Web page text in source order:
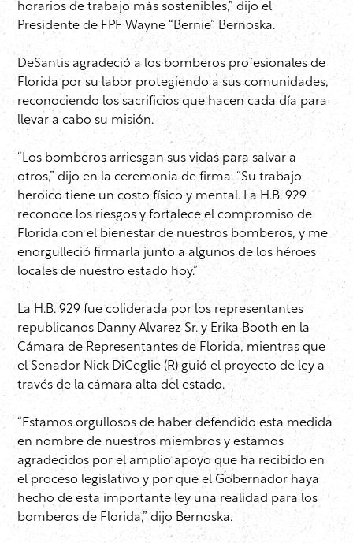
horarios de trabajo más sostenibles,” dijo el
Presidente de FPF Wayne “Bernie” Bernoska.
DeSantis agradeció a los bomberos profesionales de
Florida por su labor protegiendo a sus comunidades,
reconociendo los sacrificios que hacen cada día para
llevar a cabo su misión.
“Los bomberos arriesgan sus vidas para salvar a
otros,” dijo en la ceremonia de firma. “Su trabajo
heroico tiene un costo físico y mental. La H.B. 929
reconoce los riesgos y fortalece el compromiso de
Florida con el bienestar de nuestros bomberos, y me
enorgulleció firmarla junto a algunos de los héroes
locales de nuestro estado hoy.”
La H.B. 929 fue coliderada por los representantes
republicanos Danny Alvarez Sr. y Erika Booth en la
Cámara de Representantes de Florida, mientras que
el Senador Nick DiCeglie (R) guió el proyecto de ley a
través de la cámara alta del estado.
“Estamos orgullosos de haber defendido esta medida
en nombre de nuestros miembros y estamos
agradecidos por el amplio apoyo que ha recibido en
el proceso legislativo y por que el Gobernador haya
hecho de esta importante ley una realidad para los
bomberos de Florida,” dijo Bernoska.